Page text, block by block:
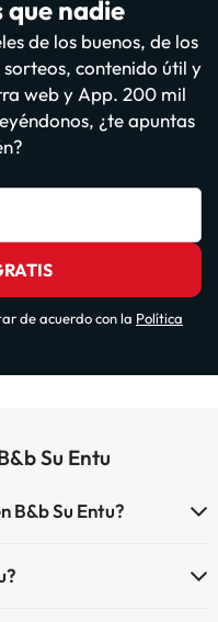
nadie
de los buenos, de los
contenido útil y
web y App. 200 mil
¿te apuntas
de acuerdo con la Política
Su Entu
B&b Su Entu?